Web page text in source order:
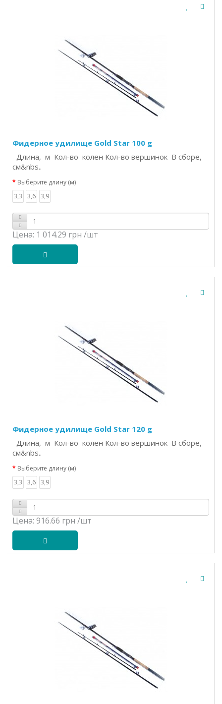
Фидерное удилище Gold Star 100 g
Длина, м Кол-во колен Кол-во вершинок В сборе,
см&nbs..
Выберите длину (м)
3,3
3,6 3,9
Цена: 1 014.29 грн /шт
Фидерное удилище Gold Star 120 g
Длина, м Кол-во колен Кол-во вершинок В сборе,
см&nbs..
Выберите длину (м)
3,3
3,6 3,9
Цена: 916.66 грн /шт